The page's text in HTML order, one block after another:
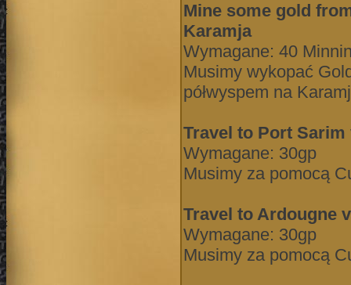
Mine some gold
Karamja
Wymagane: 40
Musimy wykopać
półwyspem na
Travel to Port
Wymagane: 30gp
Musimy za pomocą
Travel to Ardougne
Wymagane: 30gp
Musimy za pomocą